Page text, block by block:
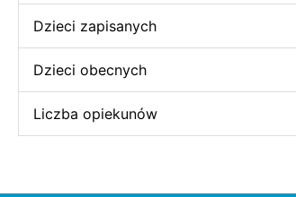
Dzieci zapisanych
Dzieci obecnych
Liczba opiekunów